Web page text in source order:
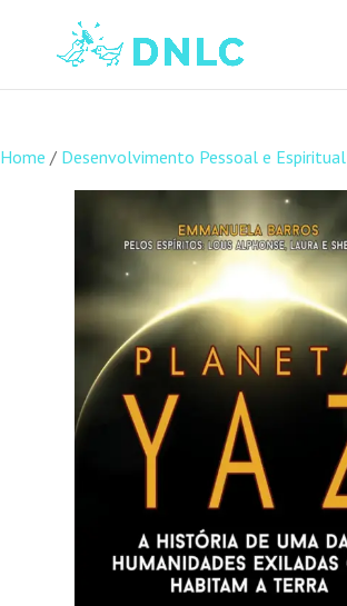
Home / Desenvolvimento Pessoal e Espiritual